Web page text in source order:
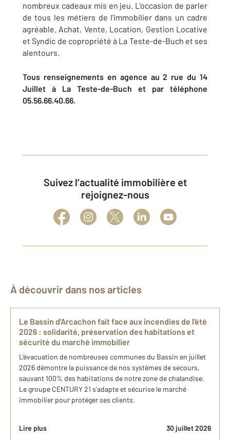
nombreux cadeaux mis en jeu. L’occasion de parler
de tous les métiers de l’immobilier dans un cadre
agréable. Achat, Vente, Location, Gestion Locative
et Syndic de copropriété à La Teste-de-Buch et ses
alentours.
Tous renseignements en agence au 2 rue du 14
Juillet à La Teste-de-Buch et par téléphone
05.56.66.40.66.
Suivez l’actualité immobilière et
rejoignez-nous
À découvrir dans nos articles
Le Bassin d'Arcachon fait face aux incendies de l'été
2026 : solidarité, préservation des habitations et
sécurité du marché immobilier
L'évacuation de nombreuses communes du Bassin en juillet
2026 démontre la puissance de nos systèmes de secours,
sauvant 100% des habitations de notre zone de chalandise.
Le groupe CENTURY 21 s'adapte et sécurise le marché
immobilier pour protéger ses clients.
Lire plus 30 juillet 2026